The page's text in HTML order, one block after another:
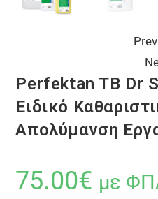
Perfektan TB Dr
Ειδικό
Απολύμανση
75.00€ με